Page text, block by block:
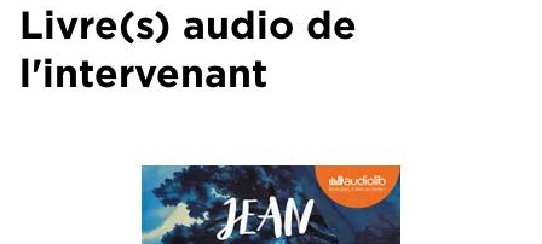
Livre(s) audio de
l'intervenant